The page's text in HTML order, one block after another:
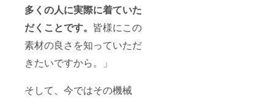
多くの人に実際に着ていた
だくことです。 皆様にこの
素材の良さを知っていただ
きたいですから。」
そして、今ではその機械